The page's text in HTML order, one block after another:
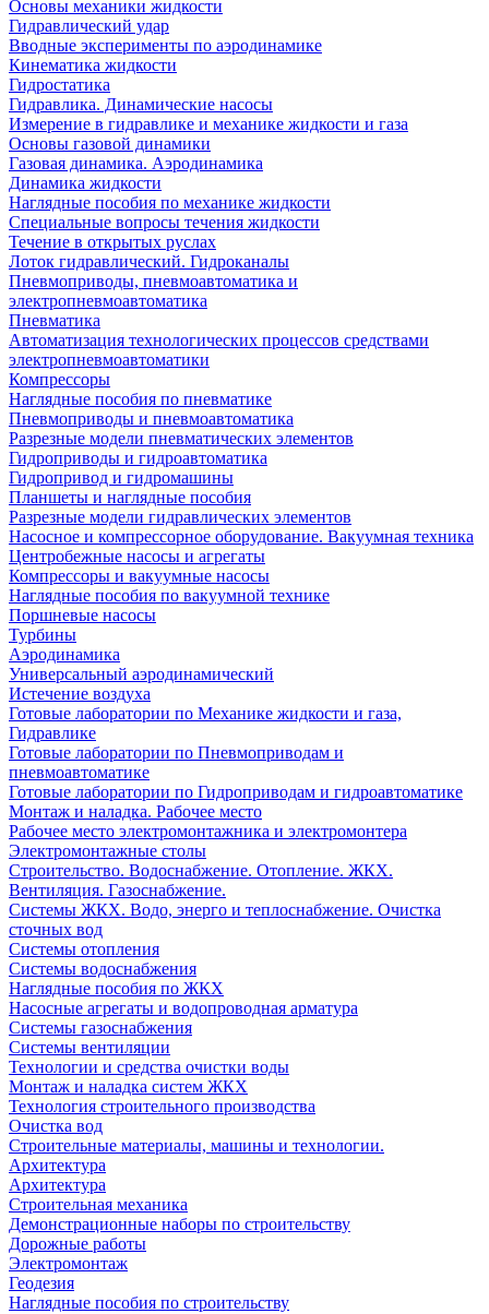
Основы механики жидкости
Гидравлический удар
Вводные эксперименты по аэродинамике
Кинематика жидкости
Гидростатика
Гидравлика. Динамические насосы
Измерение в гидравлике и механике жидкости и газа
Основы газовой динамики
Газовая динамика. Аэродинамика
Динамика жидкости
Наглядные пособия по механике жидкости
Специальные вопросы течения жидкости
Течение в открытых руслах
Лоток гидравлический. Гидроканалы
Пневмоприводы, пневмоавтоматика и
электропневмоавтоматика
Пневматика
Автоматизация технологических процессов средствами
электропневмоавтоматики
Компрессоры
Наглядные пособия по пневматике
Пневмоприводы и пневмоавтоматика
Разрезные модели пневматических элементов
Гидроприводы и гидроавтоматика
Гидропривод и гидромашины
Планшеты и наглядные пособия
Разрезные модели гидравлических элементов
Насосное и компрессорное оборудование. Вакуумная техника
Центробежные насосы и агрегаты
Компрессоры и вакуумные насосы
Наглядные пособия по вакуумной технике
Поршневые насосы
Турбины
Аэродинамика
Универсальный аэродинамический
Истечение воздуха
Готовые лаборатории по Механике жидкости и газа,
Гидравлике
Готовые лаборатории по Пневмоприводам и
пневмоавтоматике
Готовые лаборатории по Гидроприводам и гидроавтоматике
Монтаж и наладка. Рабочее место
Рабочее место электромонтажника и электромонтера
Электромонтажные столы
Строительство. Водоснабжение. Отопление. ЖКХ.
Вентиляция. Газоснабжение.
Системы ЖКХ. Водо, энерго и теплоснабжение. Очистка
сточных вод
Системы отопления
Системы водоснабжения
Наглядные пособия по ЖКХ
Насосные агрегаты и водопроводная арматура
Системы газоснабжения
Системы вентиляции
Технологии и средства очистки воды
Монтаж и наладка систем ЖКХ
Технология строительного производства
Очистка вод
Строительные материалы, машины и технологии.
Архитектура
Архитектура
Cтроительная механика
Демонстрационные наборы по строительству
Дорожные работы
Электромонтаж
Геодезия
Наглядные пособия по строительству